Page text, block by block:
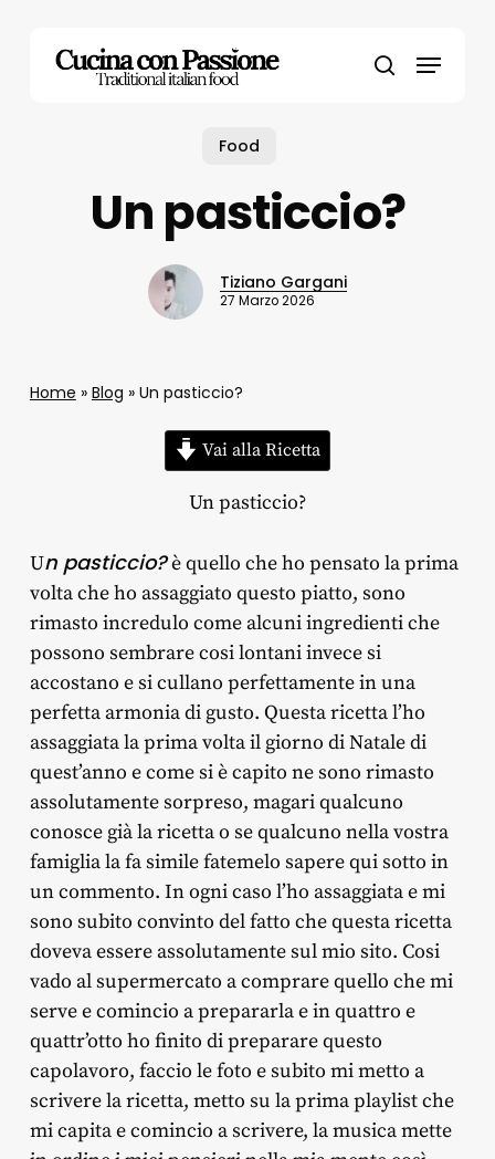
search
Menu
Food
Un pasticcio?
Tiziano Gargani
27 Marzo 2026
Home » Blog » Un pasticcio?
Vai alla Ricetta
Un pasticcio?
Un pasticcio?è quello che ho pensato la prima
volta che ho assaggiato questo piatto, sono
rimasto incredulo come alcuni ingredienti che
possono sembrare cosi lontani invece si
accostano e si cullano perfettamente in una
perfetta armonia di gusto. Questa ricetta l’ho
assaggiata la prima volta il giorno di Natale di
quest’anno e come si è capito ne sono rimasto
assolutamente sorpreso, magari qualcuno
conosce già la ricetta o se qualcuno nella vostra
famiglia la fa simile fatemelo sapere qui sotto in
un commento. In ogni caso l’ho assaggiata e mi
sono subito convinto del fatto che questa ricetta
doveva essere assolutamente sul mio sito. Cosi
vado al supermercato a comprare quello che mi
serve e comincio a prepararla e in quattro e
quattr’otto ho finito di preparare questo
capolavoro, faccio le foto e subito mi metto a
scrivere la ricetta, metto su la prima playlist che
mi capita e comincio a scrivere, la musica mette